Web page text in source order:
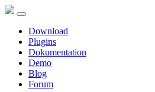
Download
Plugins
Dokumentation
Demo
Blog
Forum